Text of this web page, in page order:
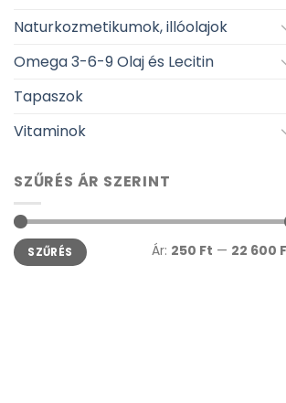
Naturkozmetikumok, illóolajok
Omega 3-6-9 Olaj és Lecitin
Tapaszok
Vitaminok
SZŰRÉS ÁR SZERINT
Min
ár
Max
ár SZŰRÉS Ár: 250 Ft — 22 600